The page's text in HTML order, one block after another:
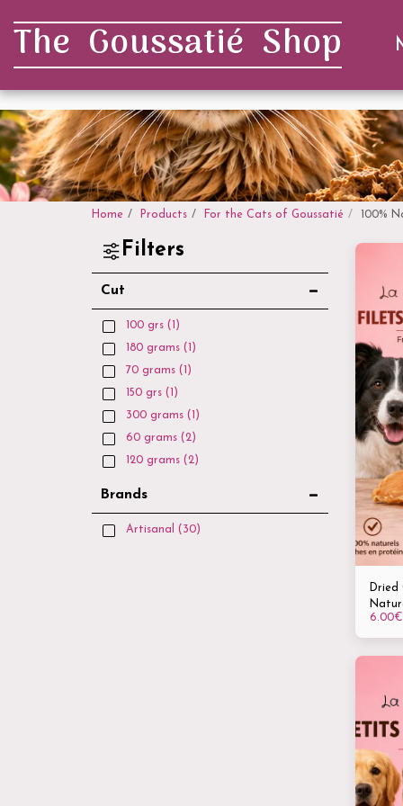
The Goussatié Shop
Home Products For the Cats of Goussatié 100%
Filters
Brands
Artisanal (30)
Cut
100 grs(1)
180 grams(1)
70 grams(1)
150 grs(1)
300 grams(1)
60 grams(2)
120 grams(2)
Dried
cats,
6.00€